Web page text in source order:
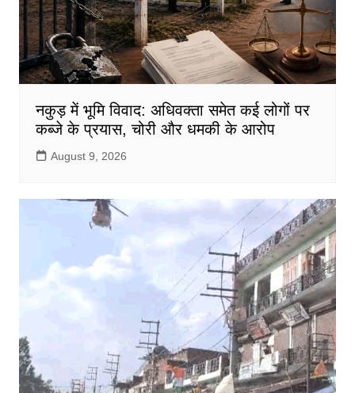
नकुड़ में भूमि विवाद: अधिवक्ता समेत कई लोगों पर
कब्जे के प्रयास, चोरी और धमकी के आरोप
August 9, 2026